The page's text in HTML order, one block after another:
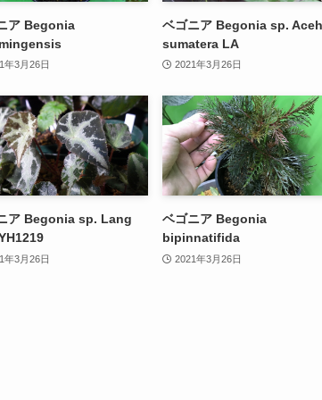
ア Begonia
年3月26日
ベゴニア Begonia sp. Aceh
sumatera LA
2021年3月26日
ア Begonia sp. Lang
年3月26日
ベゴニア Begonia
bipinnatifida
2021年3月26日